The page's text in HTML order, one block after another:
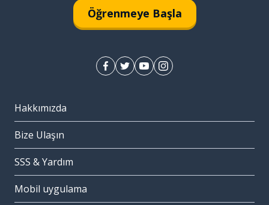
Öğrenmeye Başla
Hakkımızda
Bize Ulaşın
SSS & Yardım
Mobil uygulama